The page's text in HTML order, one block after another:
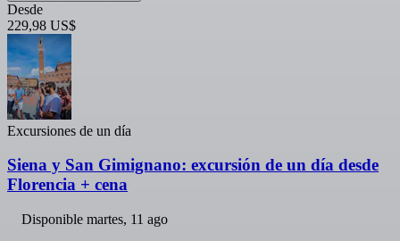
Desde
229,98 US$
Excursiones de un día
Siena y San Gimignano: excursión de un día desde
Florencia + cena
Disponible martes, 11 ago